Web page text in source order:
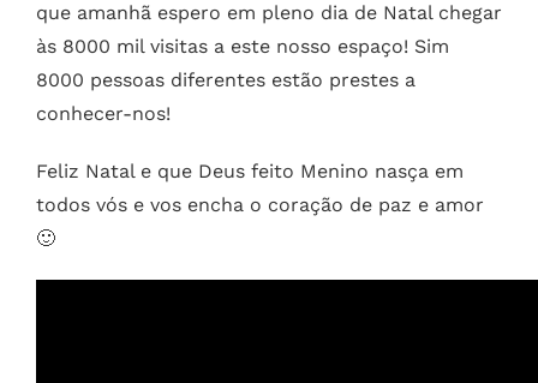
que amanhã espero em pleno dia de Natal chegar
às 8000 mil visitas a este nosso espaço! Sim
8000 pessoas diferentes estão prestes a
conhecer-nos!
Feliz Natal e que Deus feito Menino nasça em
todos vós e vos encha o coração de paz e amor
🙂